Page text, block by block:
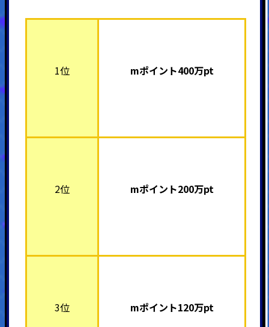
1位 mポイント400万pt
2位 mポイント200万pt
3位 mポイント120万pt